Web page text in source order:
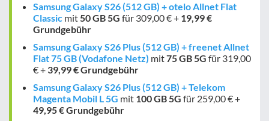
Samsung Galaxy S26 (512 GB) + otelo Allnet Flat
Classic mit50 GB5G für 309,00 € + 19,99 €
Grundgebühr
Samsung Galaxy S26 Plus (512 GB) + freenet Allnet
Flat 75 GB (Vodafone Netz) mit75 GB5G für 319,00
€ + 39,99 € Grundgebühr
Samsung Galaxy S26 Plus (512 GB) + Telekom
Magenta Mobil L 5G mit 100 GB5G für 259,00 € +
49,95 € Grundgebühr